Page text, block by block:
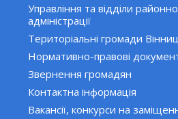
Управління та відділи
адміністрації
Територіальні громади
Нормативно-правові
Звернення громадян
Контактна інформація
Вакансії, конкурси на